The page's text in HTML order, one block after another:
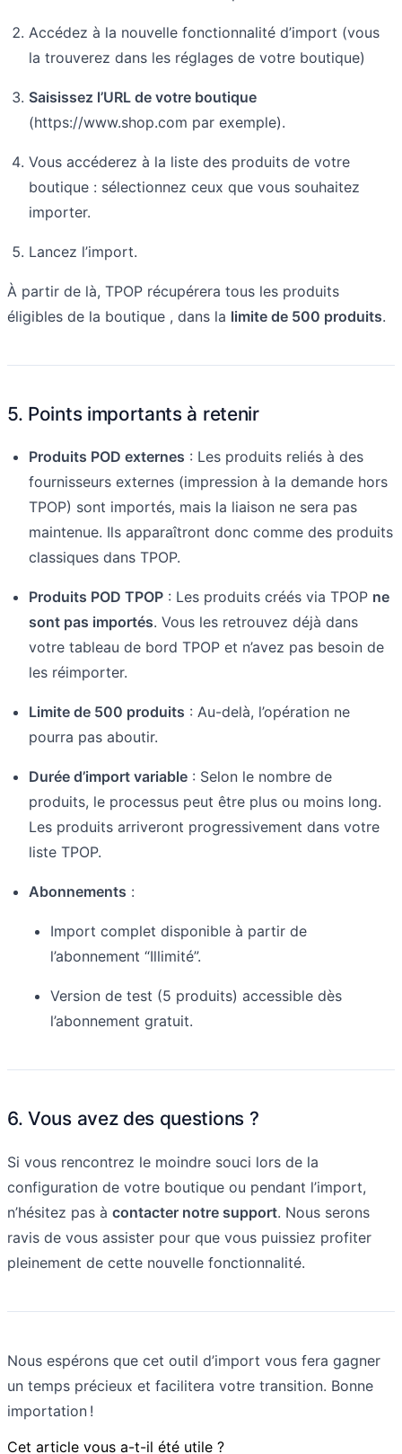
Accédez à la nouvelle fonctionnalité d’import (vous
la trouverez dans les réglages de votre boutique)
Saisissez l’URL de votre boutique
(https://www.shop.com par exemple).
Vous accéderez à la liste des produits de votre
boutique : sélectionnez ceux que vous souhaitez
importer.
Lancez l’import.
À partir de là, TPOP récupérera tous les produits
éligibles de la boutique , dans la limite de 500 produits.
5. Points importants à retenir
Produits POD externes : Les produits reliés à des
fournisseurs externes (impression à la demande hors
TPOP) sont importés, mais la liaison ne sera pas
maintenue. Ils apparaîtront donc comme des produits
classiques dans TPOP.
Produits POD TPOP : Les produits créés via TPOP ne
sont pas importés. Vous les retrouvez déjà dans
votre tableau de bord TPOP et n’avez pas besoin de
les réimporter.
Limite de 500 produits : Au-delà, l’opération ne
pourra pas aboutir.
Durée d’import variable : Selon le nombre de
produits, le processus peut être plus ou moins long.
Les produits arriveront progressivement dans votre
liste TPOP.
Abonnements :
Import complet disponible à partir de
l’abonnement “Illimité”.
Version de test (5 produits) accessible dès
l’abonnement gratuit.
6. Vous avez des questions ?
Si vous rencontrez le moindre souci lors de la
configuration de votre boutique ou pendant l’import,
n’hésitez pas à contacter notre support. Nous serons
ravis de vous assister pour que vous puissiez profiter
pleinement de cette nouvelle fonctionnalité.
Nous espérons que cet outil d’import vous fera gagner
un temps précieux et facilitera votre transition. Bonne
importation !
Cet article vous a-t-il été utile ?